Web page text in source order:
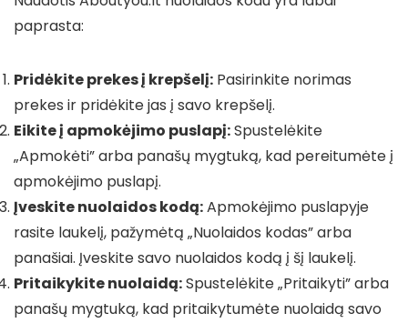
paprasta:
Pridėkite prekes į krepšelį: Pasirinkite norimas
prekes ir pridėkite jas į savo krepšelį.
Eikite į apmokėjimo puslapį:Spustelėkite
„Apmokėti” arba panašų mygtuką, kad pereitumėte į
apmokėjimo puslapį.
Įveskite nuolaidos kodą:Apmokėjimo puslapyje
rasite laukelį, pažymėtą „Nuolaidos kodas” arba
panašiai. Įveskite savo nuolaidos kodą į šį laukelį.
Pritaikykite nuolaidą:Spustelėkite „Pritaikyti” arba
panašų mygtuką, kad pritaikytumėte nuolaidą savo